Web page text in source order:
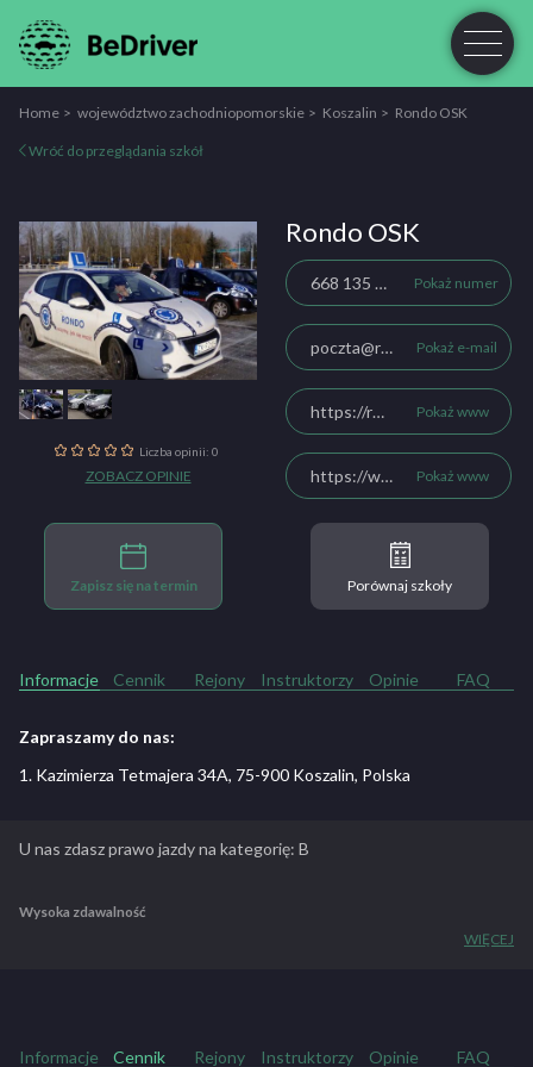
Home województwo zachodniopomorskie Koszalin Rondo OSK
Wróć do przeglądania szkół
Liczba opinii: 0
ZOBACZ OPINIE
Rondo OSK
668 135 015 Pokaż numer
poczta@rondokoszalin.com Pokaż e-mail
https://rondokoszalin.com/ Pokaż www
https://www.facebook.com/rondo.koszalin Pokaż www
Zapisz się na termin Porównaj szkoły
Informacje Cennik Rejony Instruktorzy Opinie FAQ
Zapraszamy do nas:
1. Kazimierza Tetmajera 34A, 75-900 Koszalin, Polska
U nas zdasz prawo jazdy na kategorię: B
Wysoka zdawalność
WIĘCEJ
Informacje Cennik Rejony Instruktorzy Opinie FAQ